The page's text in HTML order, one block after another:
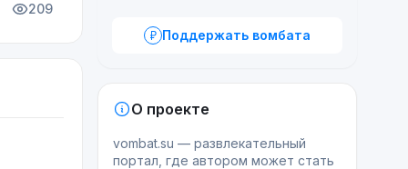
209
Поддержать вомбата
О проекте
vombat.su — развлекательный
портал, где автором может стать